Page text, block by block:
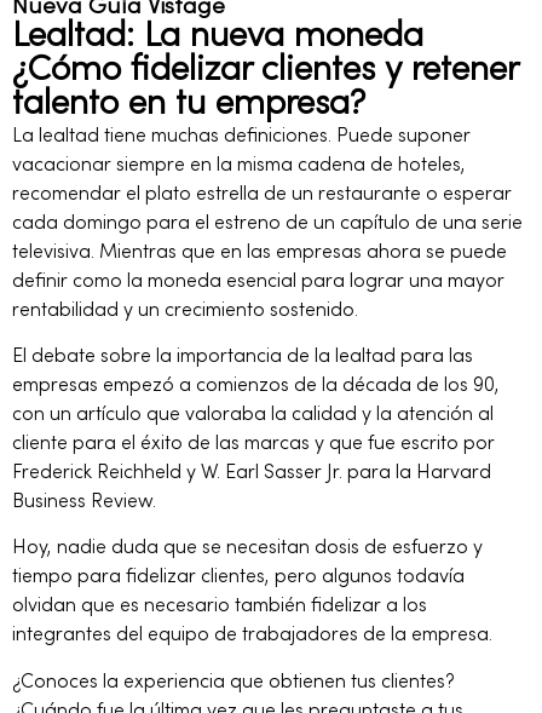
Nueva Guía Vistage
Lealtad: La nueva moneda
¿Cómo fidelizar clientes y retener
talento en tu empresa?
La lealtad tiene muchas definiciones. Puede suponer
vacacionar siempre en la misma cadena de hoteles,
recomendar el plato estrella de un restaurante o esperar
cada domingo para el estreno de un capítulo de una serie
televisiva. Mientras que en las empresas ahora se puede
definir como la moneda esencial para lograr una mayor
rentabilidad y un crecimiento sostenido.
El debate sobre la importancia de la lealtad para las
empresas empezó a comienzos de la década de los 90,
con un artículo que valoraba la calidad y la atención al
cliente para el éxito de las marcas y que fue escrito por
Frederick Reichheld y W. Earl Sasser Jr. para la Harvard
Business Review.
Hoy, nadie duda que se necesitan dosis de esfuerzo y
tiempo para fidelizar clientes, pero algunos todavía
olvidan que es necesario también fidelizar a los
integrantes del equipo de trabajadores de la empresa.
¿Conoces la experiencia que obtienen tus clientes?